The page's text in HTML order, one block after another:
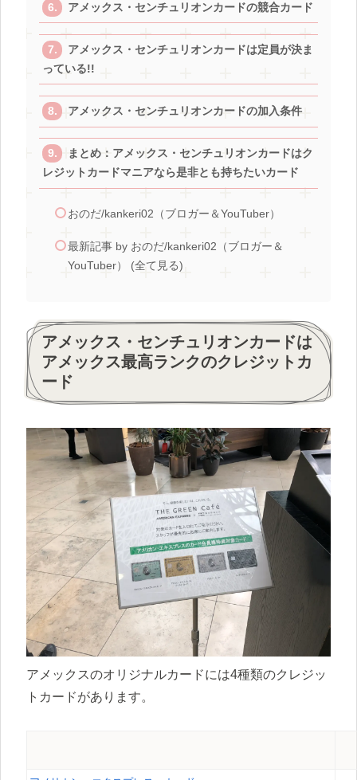
アメックス・センチュリオンカードの競合カード
アメックス・センチュリオンカードは定員が決ま
っている!!
アメックス・センチュリオンカードの加入条件
まとめ：アメックス・センチュリオンカードはク
レジットカードマニアなら是非とも持ちたいカード
おのだ/kankeri02（ブロガー＆YouTuber）
最新記事 by おのだ/kankeri02（ブロガー＆
YouTuber） (全て見る)
アメックス・センチュリオンカードは
アメックス最高ランクのクレジットカ
ード
アメックスのオリジナルカードには4種類のクレジッ
トカードがあります。